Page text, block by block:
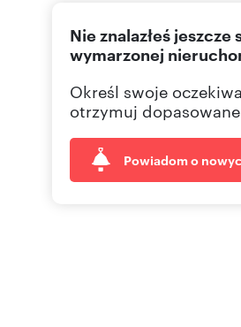
Nie znalazłeś jeszcze
wymarzonej
Określ swoje
otrzymuj
Powiadom o